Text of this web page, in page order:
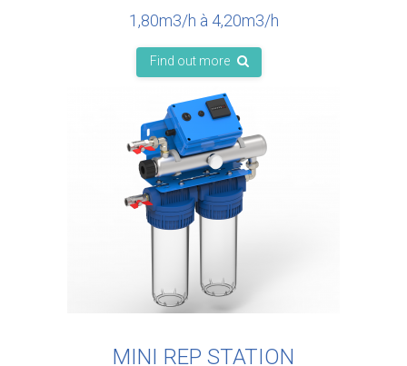
1,80m3/h à 4,20m3/h
Find out more
MINI REP STATION